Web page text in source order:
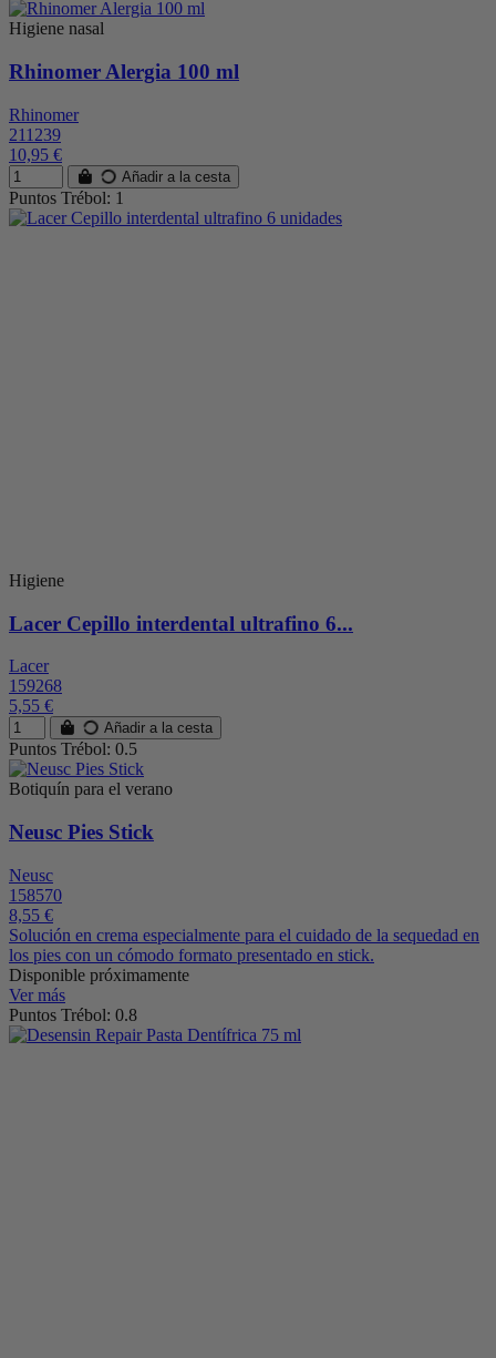
Higiene nasal
Rhinomer Alergia 100 ml
Rhinomer
211239
10,95 €
Añadir a la cesta
Puntos Trébol: 1
Higiene
Lacer Cepillo interdental ultrafino 6...
Lacer
159268
5,55 €
Añadir a la cesta
Puntos Trébol: 0.5
Botiquín para el verano
Neusc Pies Stick
Neusc
158570
8,55 €
Solución en crema especialmente para el cuidado de la sequedad en
los pies con un cómodo formato presentado en stick.
Disponible próximamente
Ver más
Puntos Trébol: 0.8